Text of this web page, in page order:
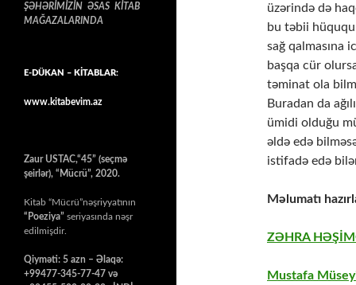
üzərində də
bu təbii
sağ qalmasına
başqa cür
təminat ola
Buradan da
ümidi olduğu
əldə edə
istifadə edə
Məlumatı
ZƏHRA
Mustafa
ŞƏHƏRİMİZİN ƏSAS KİTAB
MAĞAZALARINDA
E-DÜKAN – KİTABLAR:
www.kitabevim.az
Zaur USTAC,“45” (seçmə
şeirlər), “Mücrü”, 2020.
Kitab “Mücrü”nəşriyyatının
“Poeziya” seriyasında nəşr
edilmişdir.
Qiyməti: 5 azn – Əlaqə:
+99477-345-77-47 və